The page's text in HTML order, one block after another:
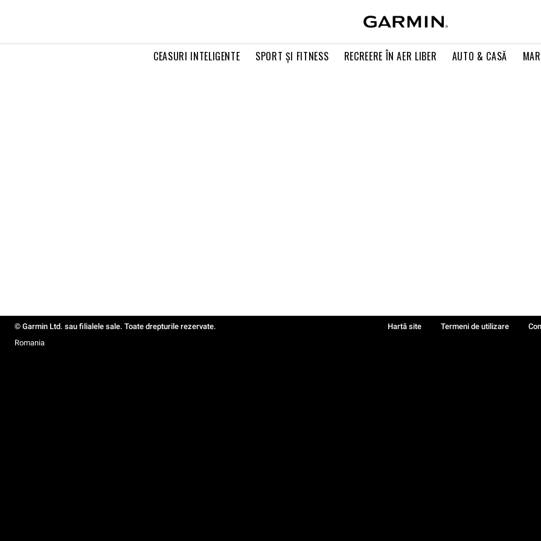
CEASURI INTELIGENTE SPORT ŞI FITNESS RECREERE ÎN AER LIBER AUTO & CASĂ
© Garmin Ltd. sau filialele sale. Toate drepturile rezervate. Hartă site Termeni de utilizare
Romania